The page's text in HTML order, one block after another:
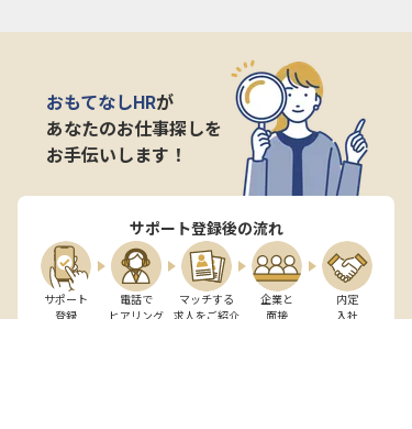
おもてなしHRが
あなたのお仕事探しを
お手伝いします！
サポート登録後の流れ
サポート
登録
電話で
ヒアリング
マッチする
求人をご紹介
企業と
面接
内定
入社